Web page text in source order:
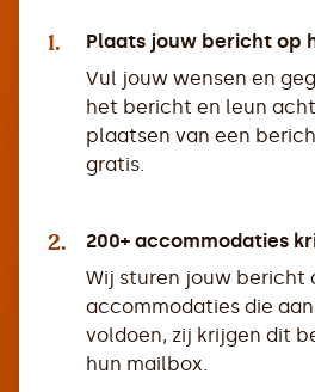
1.
Plaats jouw bericht op
Vul jouw wensen en
het bericht en leun
plaatsen van een
gratis.
2.
200+ accommodaties
Wij sturen jouw bericht
accommodaties die
voldoen, zij krijgen dit
hun mailbox.